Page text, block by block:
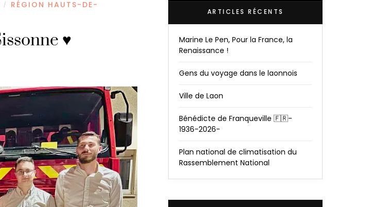
/
RÉGION HAUTS-DE-
♥️
ARTICLES RÉCENTS
Marine Le Pen, Pour la France, la
Renaissance !
Gens du voyage dans le laonnois
Ville de Laon
Bénédicte de Franqueville 🇫🇷-
1936-2026-
Plan national de climatisation du
Rassemblement National